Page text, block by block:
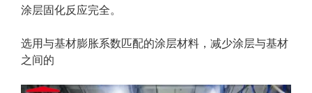
涂层固化反应完全。
选用与基材膨胀系数匹配的涂层材料，减少涂层与基材
之间的